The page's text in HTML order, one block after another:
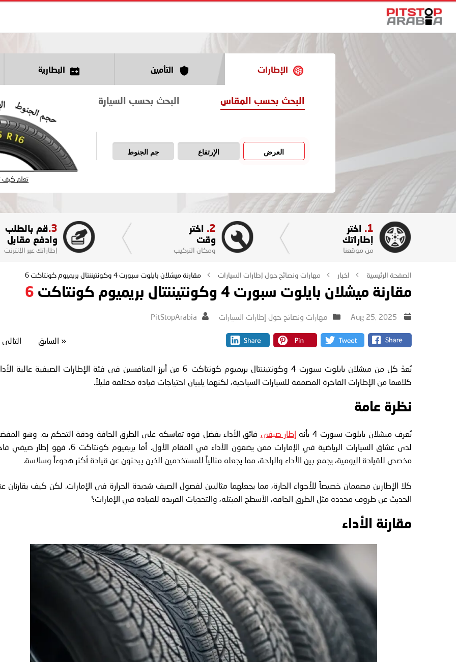
الإطارات التأمين البطارية
البحث بحسب المقاس البحث بحسب السيارة
العرض الإرتفاع جم الجنوط
تعلم كيف
1.
اختر
إطاراتك
من موقعنا
2.
اختر
وقت
ومكان التركيب
3. قم بالطلب
وادفع مقابل
إطاراتك عبر الإنترنت
الصفحة الرئيسية اخبار مهارات ونصائح حول إطارات السيارات مقارنة ميشلان بايلوت سبورت 4 وكونتيننتال بريميوم كونتاكت 6
مقارنة ميشلان بايلوت سبورت 4 وكونتيننتال بريميوم كونتاكت 6
مهارات ونصائح حول إطارات السيارات PitStopArabia
« السابق التالي
يُعدّ كل من ميشلان بايلوت سبورت 4 وكونتيننتال بريميوم كونتاكت 6 من أبرز المنافسين في فئة الإطارات الصيفية عالية
كلاهما من الإطارات الفاخرة المصممة للسيارات السياحية، لكنهما يلبيان احتياجات قيادة مختلفة قليلاً.
نظرة عامة
يُعرف ميشلان بايلوت سبورت 4 بأنه إطار صيفي فائق الأداء بفضل قوة تماسكه على الطرق الجافة ودقة التحكم به. وهو
لدى عشاق السيارات الرياضية في الإمارات ممن يضعون الأداء في المقام الأول. أما بريميوم كونتاكت 6، فهو إطار
مخصص للقيادة اليومية، يجمع بين الأداء والراحة، مما يجعله مثالياً للمستخدمين الذين يبحثون عن قيادة أكثر هدوءاً وسلاسة.
كلا الإطارين مصممان خصيصاً للأجواء الحارة، مما يجعلهما مثاليين لفصول الصيف شديدة الحرارة في الإمارات. لكن كيف يقارنان
الحديث عن ظروف محددة مثل الطرق الجافة، الأسطح المبتلة، والتحديات الفريدة للقيادة في الإمارات؟
مقارنة الأداء